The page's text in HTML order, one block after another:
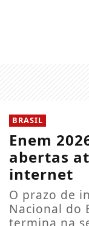
BRASIL
Enem
abertas
internet
O prazo de
Nacional do
termina na